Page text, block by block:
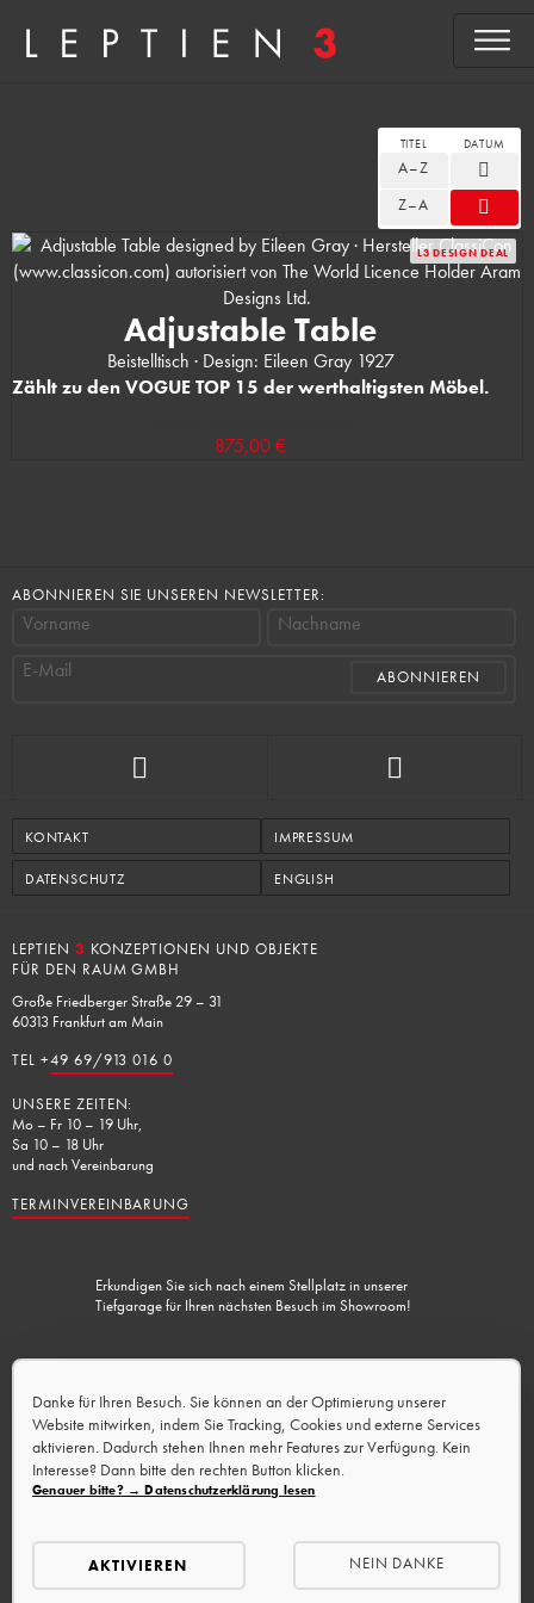
Danke für Ihren Besuch. Sie können an der Optimierung unserer
Website mitwirken, indem Sie Tracking, Cookies und externe Services
aktivieren. Dadurch stehen Ihnen mehr Features zur Verfügung. Kein
Interesse? Dann bitte den rechten Button klicken.
Genauer bitte? → Datenschutzerklärung lesen
AKTIVIEREN NEIN DANKE
TITEL
A–Z
Z–A
DATUM
L3 DESIGN DEAL
Adjustable Table
Beistelltisch · Design: Eileen Gray 1927
Zählt zu den VOGUE TOP 15 der werthaltigsten Möbel.
875,00 €
ABONNIEREN SIE UNSEREN NEWSLETTER:
Vorname
Nachname
E-Mail
KONTAKT IMPRESSUM
DATENSCHUTZ ENGLISH
LEPTIEN 3 KONZEPTIONEN UND OBJEKTE
FÜR DEN RAUM GMBH
Große Friedberger Straße 29 – 31
60313 Frankfurt am Main
TEL +49 69/913 016 0
UNSERE ZEITEN:
Mo – Fr 10 – 19 Uhr,
Sa 10 – 18 Uhr
und nach Vereinbarung
TERMINVEREINBARUNG
Erkundigen Sie sich nach einem Stellplatz in unserer
Tiefgarage für Ihren nächsten Besuch im Showroom!
Lademöglichkeit vorhanden.